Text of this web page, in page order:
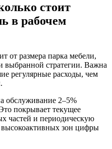
стоит
в рабочем
от размера парка мебели,
выбранной стратегии. Важна
регулярные расходы, чем
обслуживание 2–5%
покрывает текущее
частей и периодическую
зон цифры